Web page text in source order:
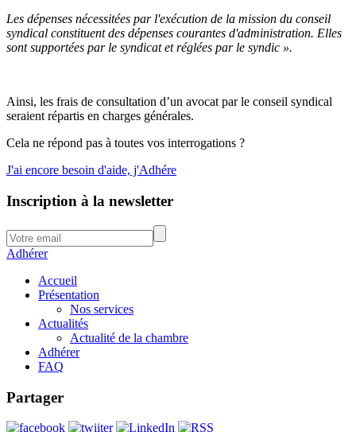
Les dépenses nécessitées par l'exécution de la mission du conseil
syndical constituent des dépenses courantes d'administration. Elles
sont supportées par le syndicat et réglées par le syndic ».
Ainsi, les frais de consultation d’un avocat par le conseil syndical
seraient répartis en charges générales.
Cela ne répond pas à toutes vos interrogations ?
J'ai encore besoin d'aide, j'Adhére
Inscription à la newsletter
Adhérer
Accueil
Présentation
Nos services
Actualités
Actualité de la chambre
Adhérer
FAQ
Partager